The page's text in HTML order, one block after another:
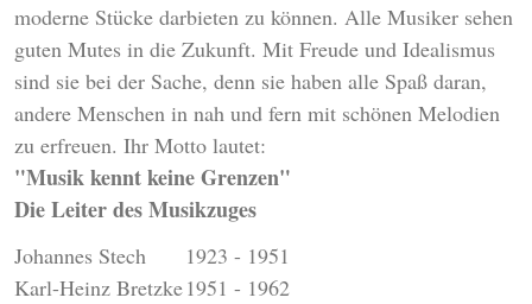
moderne Stücke darbieten zu können. Alle Musiker sehen
guten Mutes in die Zukunft. Mit Freude und Idealismus
sind sie bei der Sache, denn sie haben alle Spaß daran,
andere Menschen in nah und fern mit schönen Melodien
zu erfreuen. Ihr Motto lautet:
"Musik kennt keine Grenzen"
Die Leiter des Musikzuges
Johannes Stech
1923 - 1951
Karl-Heinz Bretzke1951 - 1962